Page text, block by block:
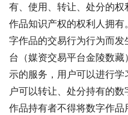
有、使用、转让、处分的
作品知识产权的权利人拥
字作品的交易行为行为而
台（媒资交易平台金陵数
示的服务，用户可以进⾏
户可以转让、处分持有的
作品持有者不得将数字作